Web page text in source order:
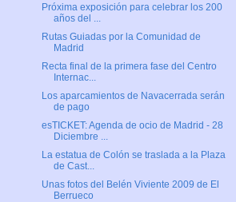
Próxima exposición para celebrar los 200
años del ...
Rutas Guiadas por la Comunidad de
Madrid
Recta final de la primera fase del Centro
Internac...
Los aparcamientos de Navacerrada serán
de pago
esTICKET: Agenda de ocio de Madrid - 28
Diciembre ...
La estatua de Colón se traslada a la Plaza
de Cast...
Unas fotos del Belén Viviente 2009 de El
Berrueco